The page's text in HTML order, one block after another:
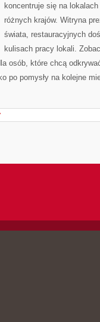
koncentruje się na
różnych krajów. Witryna
świata, restauracyjnych
kulisach pracy lokali.
osób, które chcą
po pomysły na kolejne